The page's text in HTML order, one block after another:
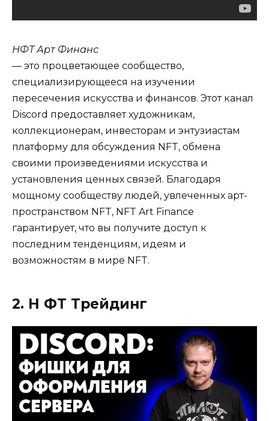
НФТ Арт Финанс
— это процветающее сообщество,
специализирующееся на изучении
пересечения искусства и финансов. Этот канал
Discord предоставляет художникам,
коллекционерам, инвесторам и энтузиастам
платформу для обсуждения NFT, обмена
своими произведениями искусства и
установления ценных связей. Благодаря
мощному сообществу людей, увлеченных арт-
пространством NFT, NFT Art Finance
гарантирует, что вы получите доступ к
последним тенденциям, идеям и
возможностям в мире NFT.
2. Н ФТ Трейдинг